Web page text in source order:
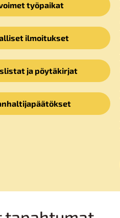
työpaikat
ilmoitukset
ja pöytäkirjat